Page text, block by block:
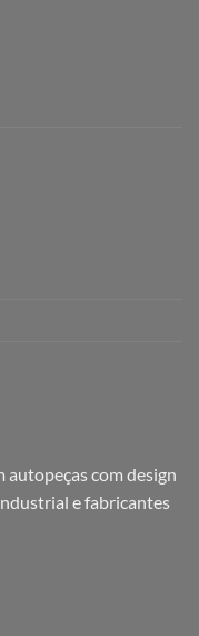
autopeças com design
e fabricantes